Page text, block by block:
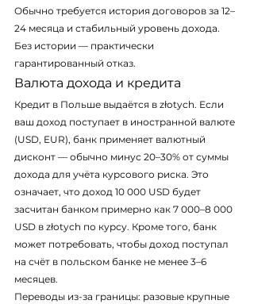
Обычно требуется история договоров за 12–
24 месяца и стабильный уровень дохода.
Без истории — практически
гарантированный отказ.
Валюта дохода и кредита
Кредит в Польше выдаётся в złotych. Если
ваш доход поступает в иностранной валюте
(USD, EUR), банк применяет валютный
дисконт — обычно минус 20–30% от суммы
дохода для учёта курсового риска. Это
означает, что доход 10 000 USD будет
засчитан банком примерно как 7 000–8 000
USD в złotych по курсу. Кроме того, банк
может потребовать, чтобы доход поступал
на счёт в польском банке не менее 3–6
месяцев.
Переводы из-за границы: разовые крупные